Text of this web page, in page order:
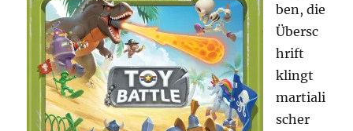
ben, die
Übersc
hrift
klingt
martiali
scher